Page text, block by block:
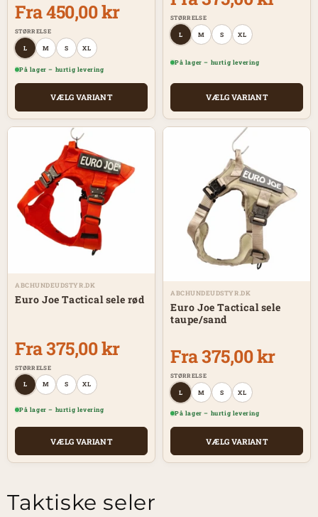
Fra 450,00 kr
STØRRELSE
L M S XL
På lager – hurtig levering
VÆLG VARIANT
STØRRELSE
L M S XL
På lager – hurtig levering
VÆLG VARIANT
ABCHUNDEUDSTYR.DK
Euro Joe Tactical sele rød
Fra 375,00 kr
STØRRELSE
L M S XL
På lager – hurtig levering
VÆLG VARIANT
ABCHUNDEUDSTYR.DK
Euro Joe Tactical sele
taupe/sand
Fra 375,00 kr
STØRRELSE
L M S XL
På lager – hurtig levering
VÆLG VARIANT
Taktiske seler